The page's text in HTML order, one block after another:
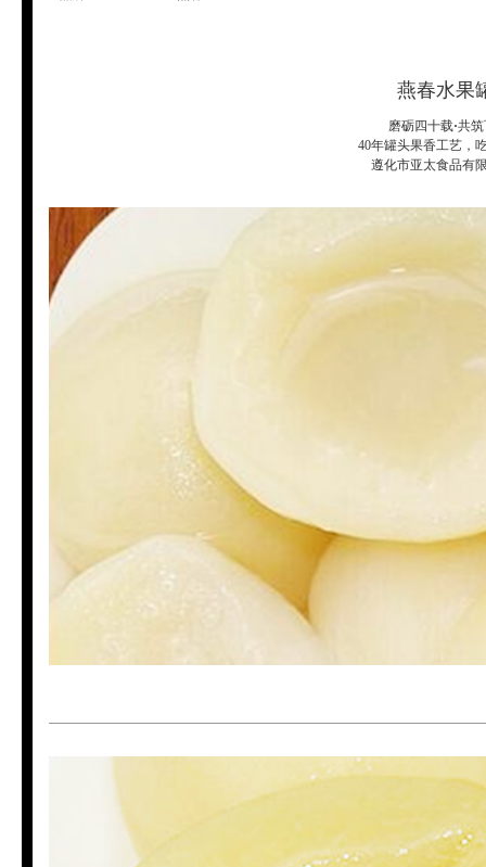
燕春水果
磨砺四十载·共
40年罐头果香工艺，
遵化市亚太食品有